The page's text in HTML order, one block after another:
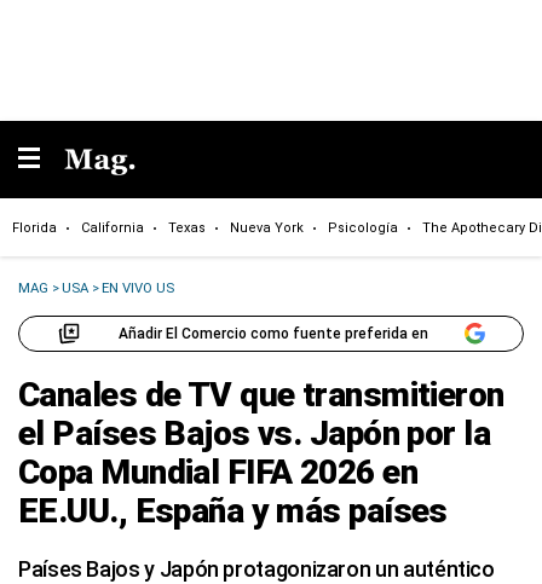
Florida California Texas Nueva York Psicología The Apothecary
MAG >USA >EN VIVO US
Añadir El Comercio como fuente preferida en
Canales de TV que transmitieron
el Países Bajos vs. Japón por la
Copa Mundial FIFA 2026 en
EE.UU., España y más países
Países Bajos y Japón protagonizaron un auténtico